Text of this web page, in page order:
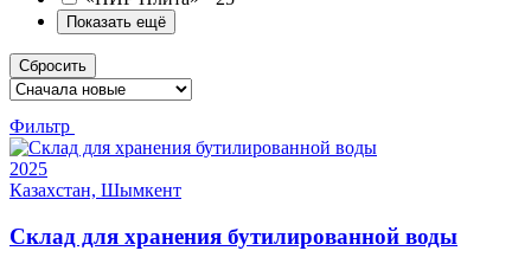
Показать ещё
Сбросить
Фильтр
2025
Казахстан, Шымкент
Склад для хранения бутилированной воды